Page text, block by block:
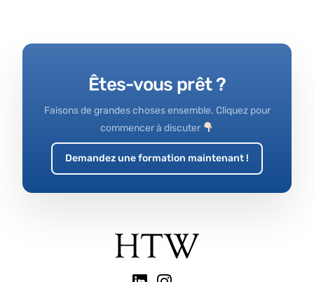
Êtes-vous prêt ?
Faisons de grandes choses ensemble. Cliquez pour
commencer à discuter
Demandez une formation maintenant !